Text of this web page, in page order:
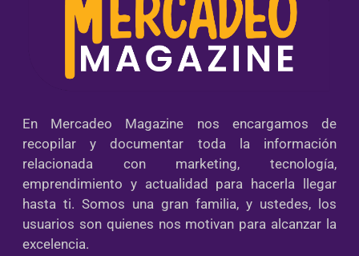
En Mercadeo Magazine nos encargamos de
recopilar y documentar toda la información
relacionada con marketing, tecnología,
emprendimiento y actualidad para hacerla llegar
hasta ti. Somos una gran familia, y ustedes, los
usuarios son quienes nos motivan para alcanzar la
excelencia.